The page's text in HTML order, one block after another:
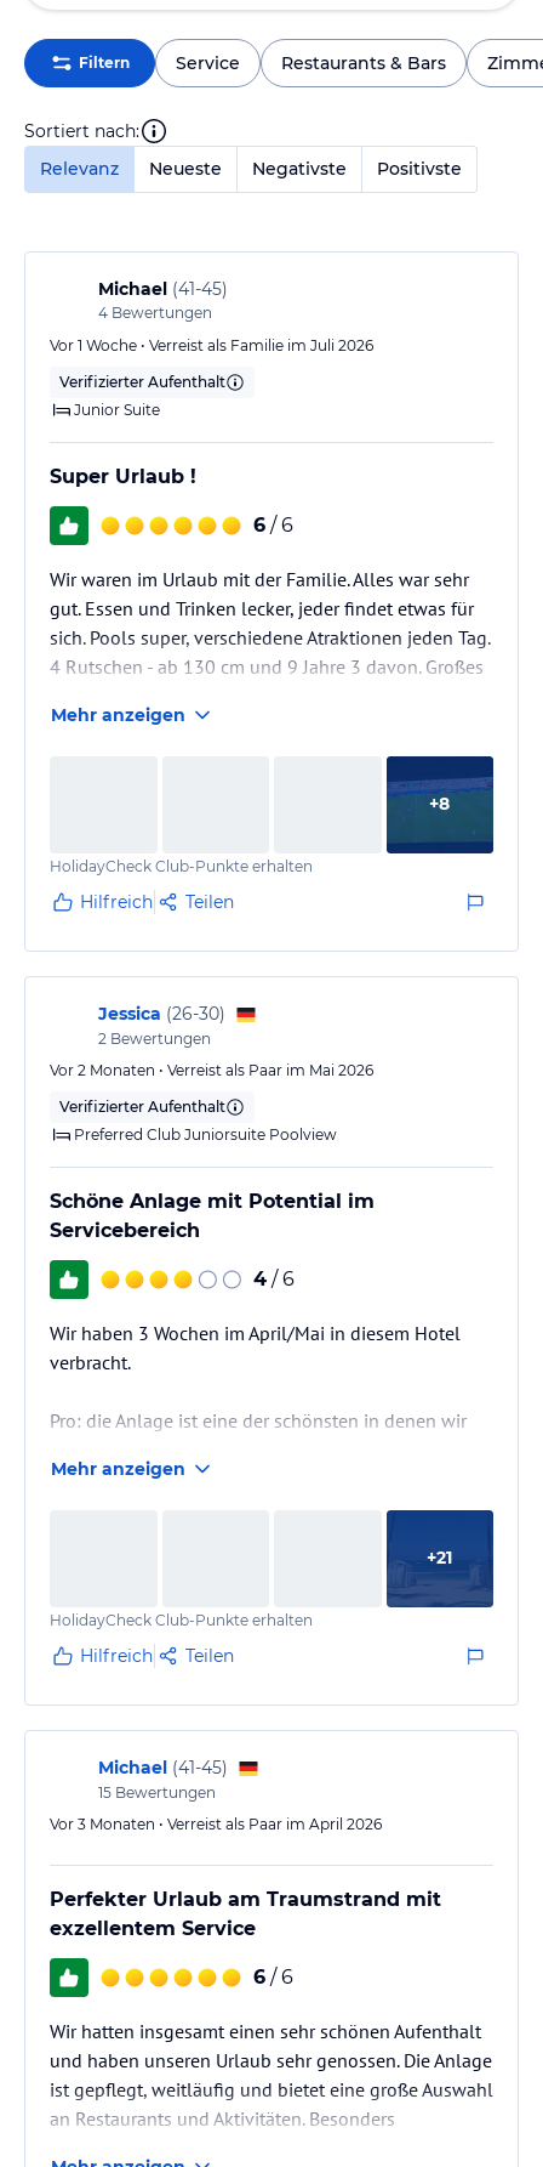
Filtern Service Restaurants & Bars
Sortiert nach:
Relevanz
Neueste Negativste Positivste
Michael (41-45)
4 Bewertungen
Vor 1 Woche • Verreist als Familie im Juli 2026
Verifizierter Aufenthalt
Junior Suite
Super Urlaub !
6 / 6
Wir waren im Urlaub mit der Familie. Alles war sehr
gut. Essen und Trinken lecker, jeder findet etwas für
sich. Pools super, verschiedene Atraktionen jeden Tag.
4 Rutschen - ab 130 cm und 9 Jahre 3 davon. Großes
ordentlich. Helpdesk macht den Job echt gut. Jede
Frage, jedes Problem lösen sie ohne Probleme.
Mehr anzeigen
+8
HolidayCheck Club-Punkte erhalten
Hilfreich Teilen
Jessica (26-30)
2 Bewertungen
Vor 2 Monaten • Verreist als Paar im Mai 2026
Verifizierter Aufenthalt
Preferred Club Juniorsuite Poolview
Schöne Anlage mit Potential im
Servicebereich
4 / 6
Wir haben 3 Wochen im April/Mai in diesem Hotel
verbracht.
Pro: die Anlage ist eine der schönsten in denen wir
pool Bereich ist traumhaft schön.
Das Essen ist sehr abwechslungsreich und qualitativ
Die Option das Nachbarhotel ebenfalls zu besuchen
ist super.
Es wird sich gut um den Strand gekümmert und die
Mehr anzeigen
+21
HolidayCheck Club-Punkte erhalten
Hilfreich Teilen
Michael (41-45)
15 Bewertungen
Vor 3 Monaten • Verreist als Paar im April 2026
Perfekter Urlaub am Traumstrand mit
exzellentem Service
6 / 6
Wir hatten insgesamt einen sehr schönen Aufenthalt
und haben unseren Urlaub sehr genossen. Die Anlage
ist gepflegt, weitläufig und bietet eine große Auswahl
an Restaurants und Aktivitäten. Besonders